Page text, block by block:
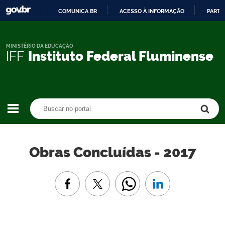
CONTEÚDO
COMUNICA BR ACESSO À INFORMAÇÃO
IFF Instituto Federal Fluminense
MINISTÉRIO DA EDUCAÇÃO
Obras Concluídas - 2017